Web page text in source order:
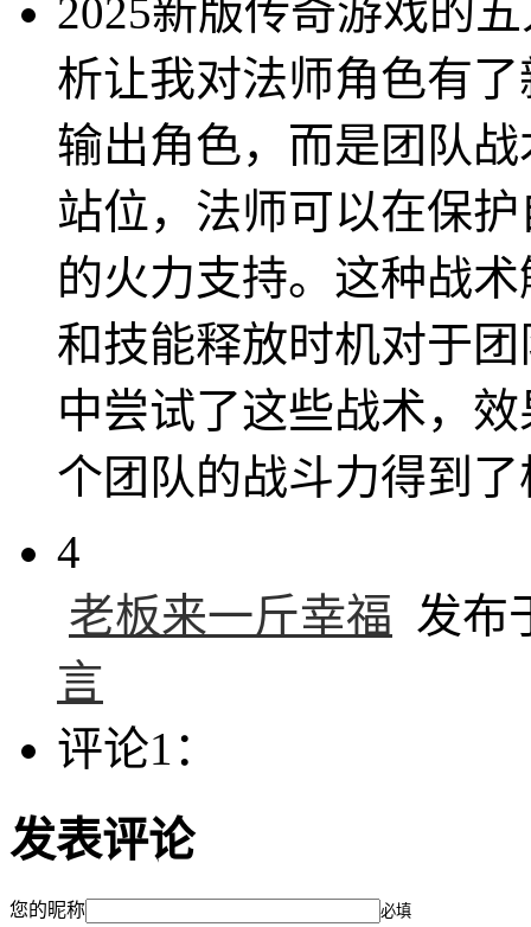
2025新版传奇游戏的
析让我对法师角色有
输出角色，而是团队
站位，法师可以在保
的火力支持。这种战
和技能释放时机对于
中尝试了这些战术，
个团队的战斗力得到
4
老板来一斤幸福 发布
言
评论1：
发表评论
您的昵称 必填